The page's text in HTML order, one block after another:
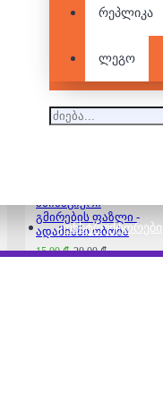
ᲙᲝᲜᲡᲢᲠᲣᲥᲢᲝᲠᲔᲑᲘ
რეპლიკა
ლეგო
ანიმაციური
20.00 ₾
ანიმაციური
გმირების ფაზლი -
ადამიანი ობობა
15.00 ₾ 20.00 ₾